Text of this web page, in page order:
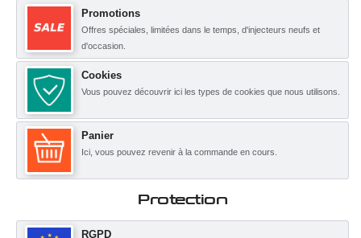
Promotions
Offres spéciales, limitées dans le temps, d'injecteurs neufs et
d'occasion.
Cookies
Vous pouvez découvrir ici les types de cookies que nous utilisons.
Panier
Ici, vous pouvez revenir à la commande en cours.
Protection
RGPD